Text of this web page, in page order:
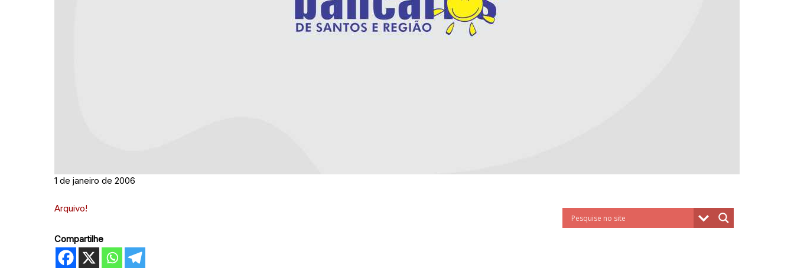
1 de janeiro de 2006
Arquivo!
Compartilhe